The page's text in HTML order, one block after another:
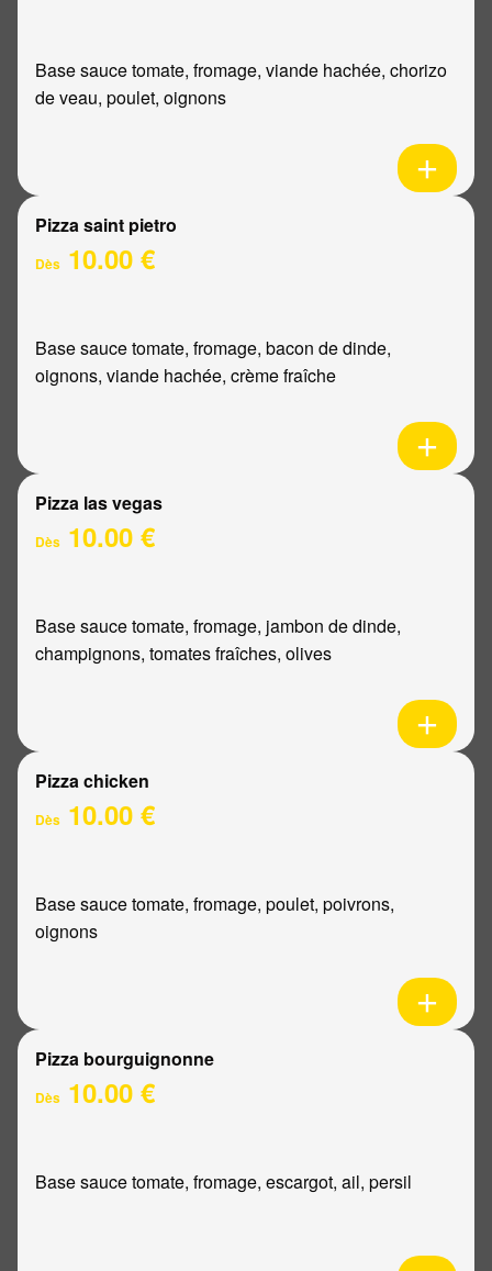
Base sauce tomate, fromage, viande hachée, chorizo
de veau, poulet, oignons
Pizza saint pietro
Dès 10.00 €
Base sauce tomate, fromage, bacon de dinde,
oignons, viande hachée, crème fraîche
Pizza las vegas
Dès 10.00 €
Base sauce tomate, fromage, jambon de dinde,
champignons, tomates fraîches, olives
Pizza chicken
Dès 10.00 €
Base sauce tomate, fromage, poulet, poivrons,
oignons
Pizza bourguignonne
Dès 10.00 €
Base sauce tomate, fromage, escargot, ail, persil